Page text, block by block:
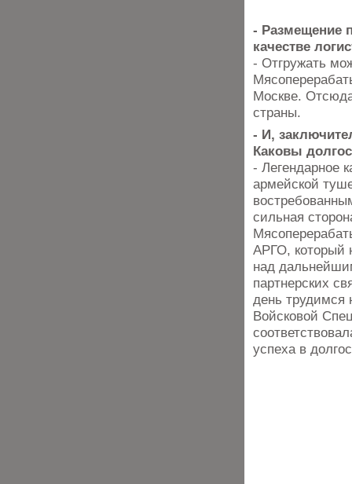
- Размещение
качестве
- Отгружать
Москве.
страны.
- И,
Каковы
- Легендарное
армейской
сильная
АРГО, который
над
партнерских
день трудимся
Войсковой
успеха в